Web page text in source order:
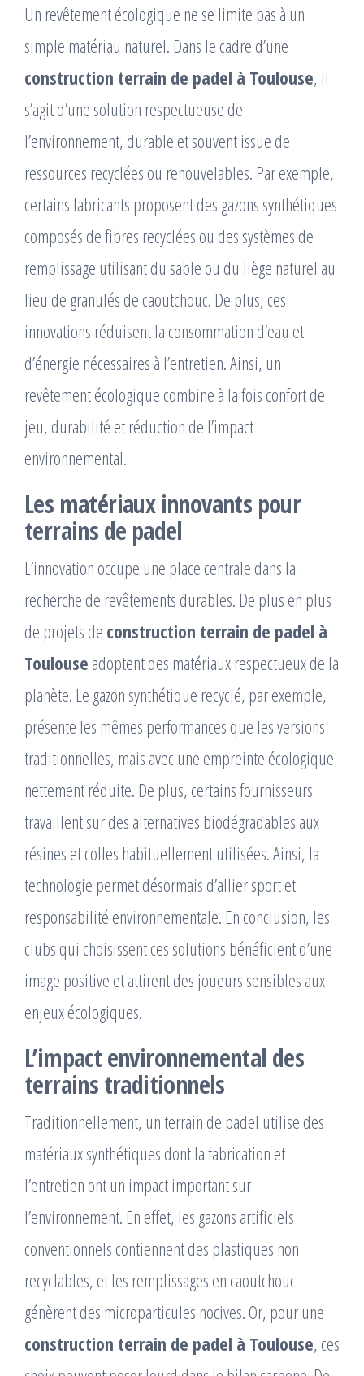
Un revêtement écologique ne se limite pas à un
simple matériau naturel. Dans le cadre d’une
construction terrain de padel à Toulouse, il
s’agit d’une solution respectueuse de
l’environnement, durable et souvent issue de
ressources recyclées ou renouvelables. Par exemple,
certains fabricants proposent des gazons synthétiques
composés de fibres recyclées ou des systèmes de
remplissage utilisant du sable ou du liège naturel au
lieu de granulés de caoutchouc. De plus, ces
innovations réduisent la consommation d’eau et
d’énergie nécessaires à l’entretien. Ainsi, un
revêtement écologique combine à la fois confort de
jeu, durabilité et réduction de l’impact
environnemental.
Les matériaux innovants pour
terrains de padel
L’innovation occupe une place centrale dans la
recherche de revêtements durables. De plus en plus
de projets de construction terrain de padel à
Toulouse adoptent des matériaux respectueux de la
planète. Le gazon synthétique recyclé, par exemple,
présente les mêmes performances que les versions
traditionnelles, mais avec une empreinte écologique
nettement réduite. De plus, certains fournisseurs
travaillent sur des alternatives biodégradables aux
résines et colles habituellement utilisées. Ainsi, la
technologie permet désormais d’allier sport et
responsabilité environnementale. En conclusion, les
clubs qui choisissent ces solutions bénéficient d’une
image positive et attirent des joueurs sensibles aux
enjeux écologiques.
L’impact environnemental des
terrains traditionnels
Traditionnellement, un terrain de padel utilise des
matériaux synthétiques dont la fabrication et
l’entretien ont un impact important sur
l’environnement. En effet, les gazons artificiels
conventionnels contiennent des plastiques non
recyclables, et les remplissages en caoutchouc
génèrent des microparticules nocives. Or, pour une
construction terrain de padel à Toulouse, ces